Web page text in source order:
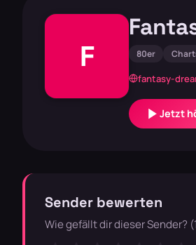
F 80er
fantasy-
Jetzt
Sender bewerten
Wie gefällt dir dieser Sender?